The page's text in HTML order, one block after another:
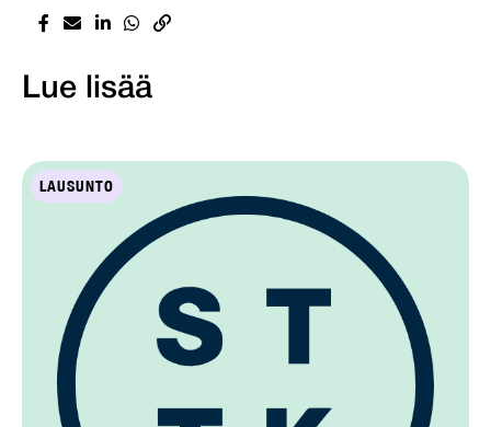
Lue lisää
LAUSUNTO